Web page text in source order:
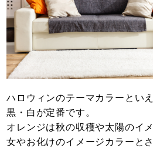
ハロウィンのテーマカラーとい
黒・白が定番です。
オレンジは秋の収穫や太陽のイ
女やお化けのイメージカラーと